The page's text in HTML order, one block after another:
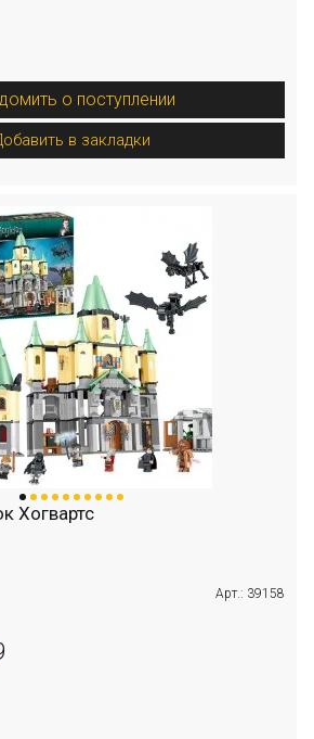
о поступлении
в закладки
Хогвартс
Арт.: 39158